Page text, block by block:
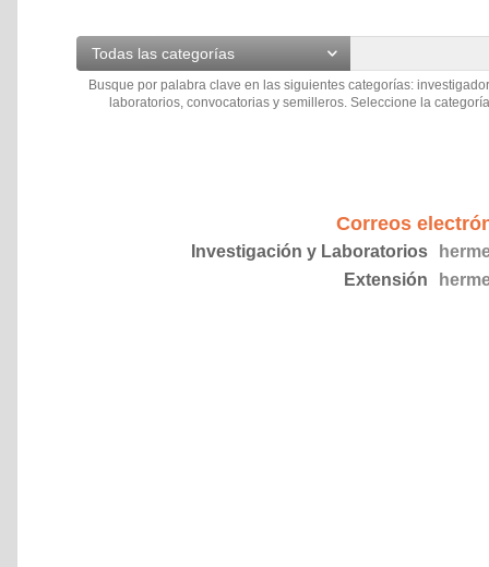
Todas las categorías
Busque por palabra clave en las siguientes categorías:
laboratorios, convocatorias y semilleros. Seleccione la
Correos
Investigación y Laboratorios
Extensión